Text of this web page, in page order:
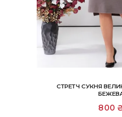
СТРЕТЧ СУКНЯ
800